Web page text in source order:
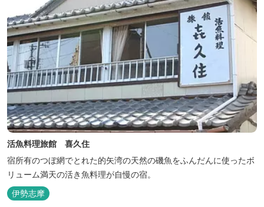
活魚料理旅館 喜久住
宿所有のつぼ網でとれた的矢湾の天然の磯魚をふんだんに使ったボ
リューム満天の活き魚料理が自慢の宿。
伊勢志摩